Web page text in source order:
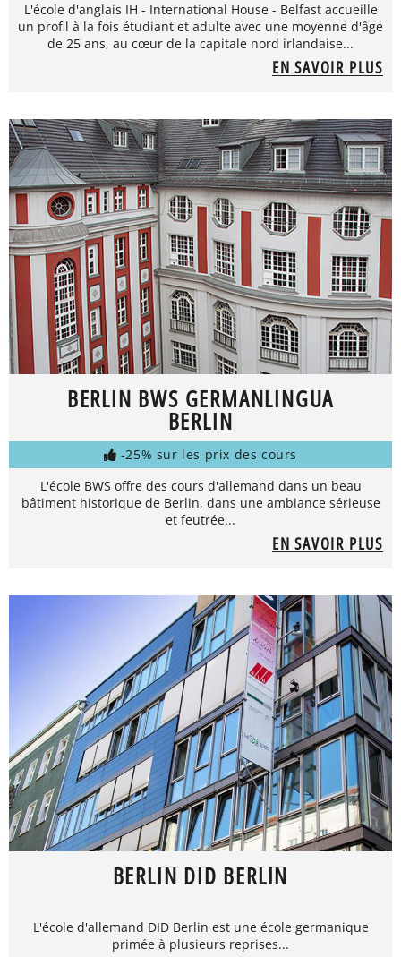
L'école d'anglais IH - International House - Belfast accueille
un profil à la fois étudiant et adulte avec une moyenne d'âge
de 25 ans, au cœur de la capitale nord irlandaise...
EN SAVOIR PLUS
BERLIN BWS GERMANLINGUA
BERLIN
-25% sur les prix des cours
L'école BWS offre des cours d'allemand dans un beau
bâtiment historique de Berlin, dans une ambiance sérieuse
et feutrée...
EN SAVOIR PLUS
BERLIN DID BERLIN
L'école d'allemand DID Berlin est une école germanique
primée à plusieurs reprises...